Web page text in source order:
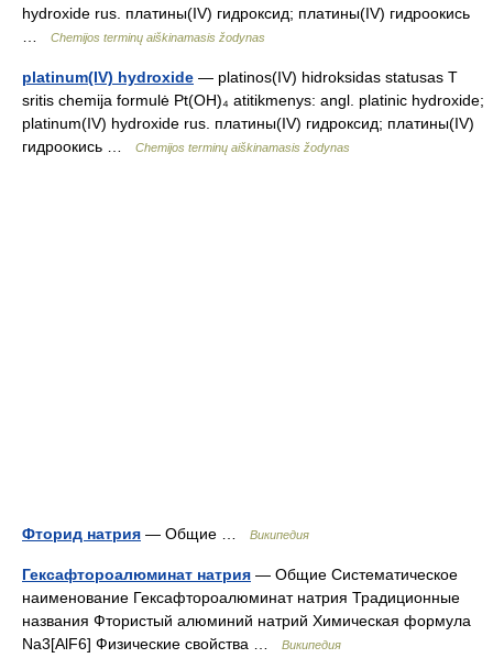
hydroxide rus. платины(IV) гидроксид; платины(IV) гидроокись
Chemijos terminų aiškinamasis žodynas
platinum(IV) hydroxide — platinos(IV) hidroksidas statusas T
sritis chemija formulė Pt(OH)₄ atitikmenys: angl. platinic hydroxide;
platinum(IV) hydroxide rus. платины(IV) гидроксид; платины(IV)
гидроокись …
Chemijos terminų aiškinamasis žodynas
Фторид натрия — Общие … Википедия
Гексафтороалюминат натрия — Общие Систематическое
наименование Гексафтороалюминат натрия Традиционные
названия Фтористый алюминий натрий Химическая формула
Na3[AlF6] Физические свойства …
Википедия